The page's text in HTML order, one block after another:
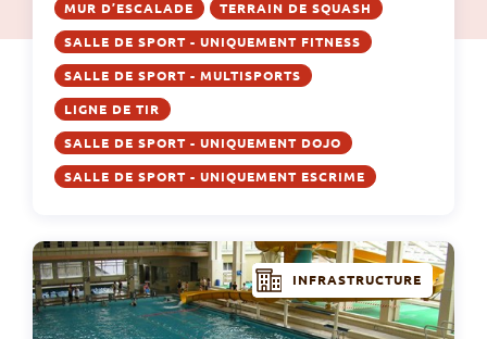
MUR D’ESCALADE TERRAIN DE SQUASH
SALLE DE SPORT - UNIQUEMENT FITNESS
SALLE DE SPORT - MULTISPORTS
LIGNE DE TIR
SALLE DE SPORT - UNIQUEMENT DOJO
SALLE DE SPORT - UNIQUEMENT ESCRIME
INFRASTRUCTURE